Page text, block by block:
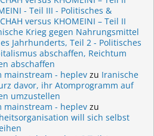
- Teil III - Politisches &
versus KHOMEINI – Teil II
Krieg gegen Nahrungsmittel
Jahrhunderts, Teil 2 - Politisches
abschaffen, Reichtum
abschaffen
mainstream - heplev zu Iranische
davor, ihr Atomprogramm auf
umzustellen
mainstream - heplev zu
will sich selbst